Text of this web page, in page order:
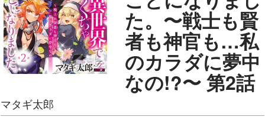
た。〜戦士も賢
者も神官も…私
のカラダに夢中
なの!?〜 第2話
マタギ太郎